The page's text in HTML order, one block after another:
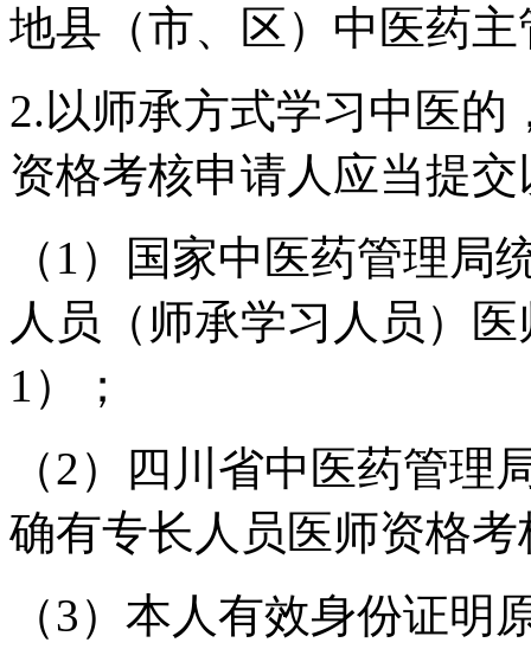
地县（市、区）中医药
2.以师承方式学习中医
资格考核申请人应当提
（1）国家中医药管理
人员（师承学习人员）
1）；
（2）四川省中医药管
确有专长人员医师资格
（3）本人有效身份证